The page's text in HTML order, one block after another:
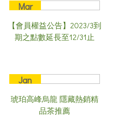
Mar
2023
【會員權益公告】2023/3到
期之點數延長至12/31止
Jan
2023
琥珀高峰烏龍 隱藏熱銷精
品茶推薦